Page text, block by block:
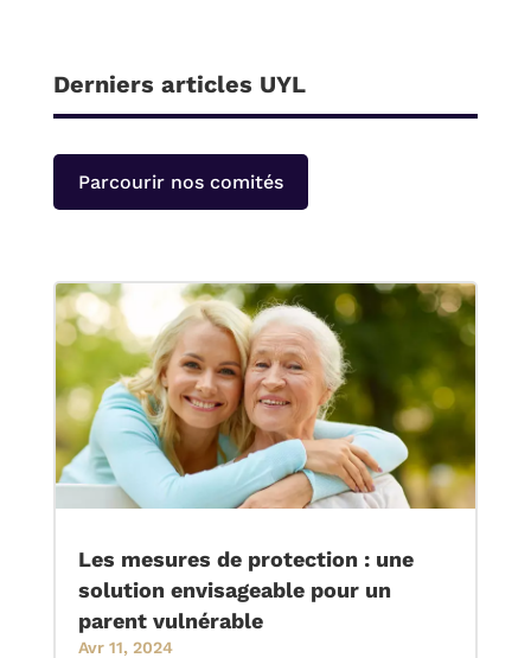
Derniers articles UYL
Parcourir nos comités
Les mesures de protection : une
solution envisageable pour un
parent vulnérable
Avr 11, 2024